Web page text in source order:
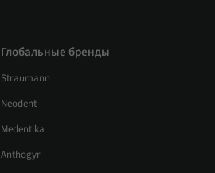
Глобальные бренды
Straumann
Neodent
Medentika
Anthogyr